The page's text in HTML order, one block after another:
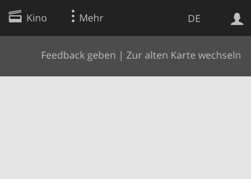
DE
Kino Mehr
Feedback geben | Zur alten Karte wechseln
Websuche